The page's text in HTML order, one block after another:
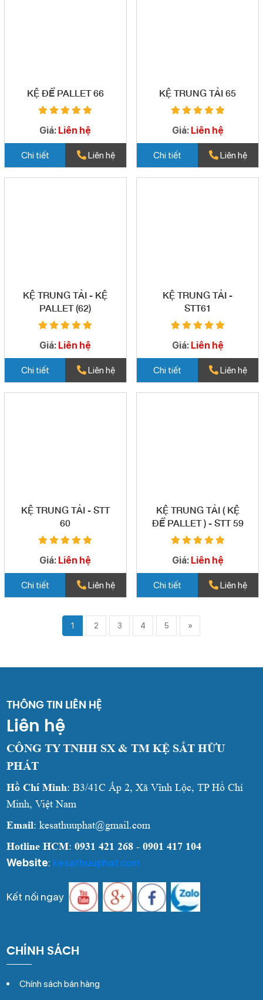
KỆ ĐỂ PALLET 66
Giá: Liên hệ
Chi tiết Liên hệ
KỆ TRUNG TẢI 65
Giá: Liên hệ
Chi tiết Liên hệ
KỆ TRUNG TẢI - KỆ
PALLET (62)
Giá: Liên hệ
Chi tiết Liên hệ
KỆ TRUNG TẢI -
STT61
Giá: Liên hệ
Chi tiết Liên hệ
KỆ TRUNG TẢI - STT
60
Giá: Liên hệ
Chi tiết Liên hệ
KỆ TRUNG TẢI ( KỆ
ĐỂ PALLET ) - STT 59
Giá: Liên hệ
Chi tiết Liên hệ
1 2 3 4 5 »
THÔNG TIN LIÊN HỆ
Liên hệ
CÔNG TY TNHH SX & TM KỆ SẮT HỮU
PHÁT
Hồ Chí Minh: B3/41C Ấp 2, Xã Vĩnh Lộc, TP Hồ Chí
Minh, Việt Nam
Email: kesathuuphat@gmail.com
Hotline HCM:0931 421 268 - 0901 417 104
Website: kesathuuphat.com
Kết nối ngay
CHÍNH SÁCH
Chính sách bán hàng